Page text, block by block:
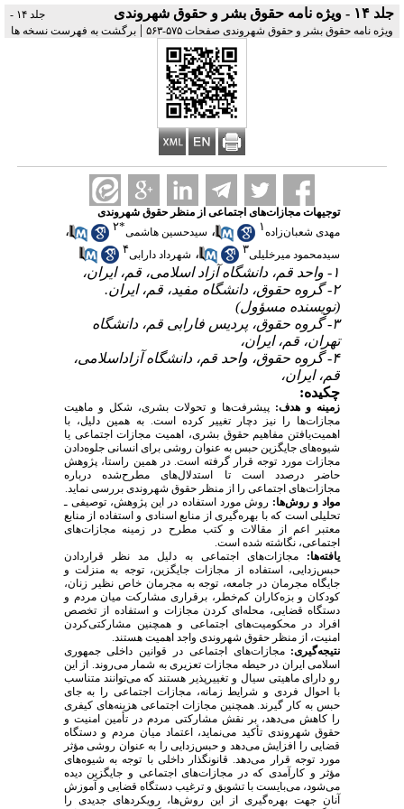
جلد ۱۴ - ویژه‌ نامه حقوق بشر و حقوق شهروندی
جلد ۱۴ -
ویژه‌ نامه حقوق بشر و حقوق شهروندی صفحات ۵۷۵-۵۶۳
| برگشت به فهرست نسخه ها
توجیهات مجازات‌های اجتماعی از منظر حقوق شهروندی
مهدی شعبان‌زاده۱ ، سیدحسین هاشمی*۲ ،
سیدمحمود میرخلیلی۳ ، شهرداد دارابی۴
۱- واحد قم، دانشگاه آزاد اسلامی، قم، ایران،
۲- گروه حقوق، دانشگاه مفید، قم، ایران.
(نویسنده مسؤول)
۳- گروه حقوق، پردیس فارابی قم، دانشگاه
تهران، قم، ایران،
۴- گروه حقوق، واحد قم، دانشگاه آزاداسلامی،
قم، ایران،
چکیده:
زمینه و هدف: پیشرفت‌ها و تحولات بشری، شکل و ماهیت
مجازات‌ها را نیز دچار تغییر کرده است. به همین دلیل، با
اهمیت‌یافتن مفاهیم حقوق بشری، اهمیت مجازات اجتماعی یا
شیوه‌های جایگزین حبس به عنوان روشی برای انسانی جلوه‌دادن
مجازات مورد توجه قرار گرفته است. در همین راستا، پژوهش
حاضر درصدد است تا استدلال‌های مطرح‌شده درباره
مجازات‌های اجتماعی را از منظر حقوق شهروندی بررسی نماید.
مواد و روش‌ها: روش مورد استفاده در این پژوهش، توصیفی ـ
تحلیلی است که با بهره‌گیری از منابع اسنادی و استفاده از منابع
معتبر اعم از مقالات و کتب مطرح در زمینه مجازات‌های
اجتماعی، نگاشته شده است.
یافته‌ها: مجازات‌های اجتماعی به دلیل مد نظر قراردادن
حبس‌زدایی، استفاده از مجازات جایگزین، توجه به منزلت و
جایگاه مجرمان در جامعه، توجه به مجرمان خاص نظیر زنان،
کودکان و بزه‌کاران کم‌خطر، برقراری مشارکت میان مردم و
دستگاه قضایی، محله‌ای کردن مجازات و استفاده از تخصص
افراد در محکومیت‌های اجتماعی و همچنین مشارکتی‌کردن
امنیت، از منظر حقوق شهروندی واجد اهمیت هستند.
نتیجه‌گیری: مجازات‌های اجتماعی در قوانین داخلی جمهوری
اسلامی ایران در حیطه مجازات تعزیری به شمار می‌روند. از این
رو دارای ماهیتی سیال و تغییرپذیر هستند که می‌توانند متناسب
با احوال فردی و شرایط زمانه، مجازات اجتماعی را به جای
حبس به کار گیرند. همچنین مجازات اجتماعی هزینه‌های کیفری
را کاهش می‌دهد، بر نقش مشارکتی مردم در تأمین امنیت و
حقوق شهروندی تأکید می‌نماید، اعتماد میان مردم و دستگاه
قضایی را افزایش می‌دهد و حبس‌زدایی را به عنوان روشی مؤثر
مورد توجه قرار می‌دهد. قانونگذار داخلی با توجه به شیوه‌های
مؤثر و کارآمدی که در مجازات‌های اجتماعی و جایگزین دیده
می‌شود، می‌بایست با تشویق و ترغیب دستگاه قضایی و آموزش
آنان جهت بهره‌گیری از این روش‌ها، رویکردهای جدیدی را